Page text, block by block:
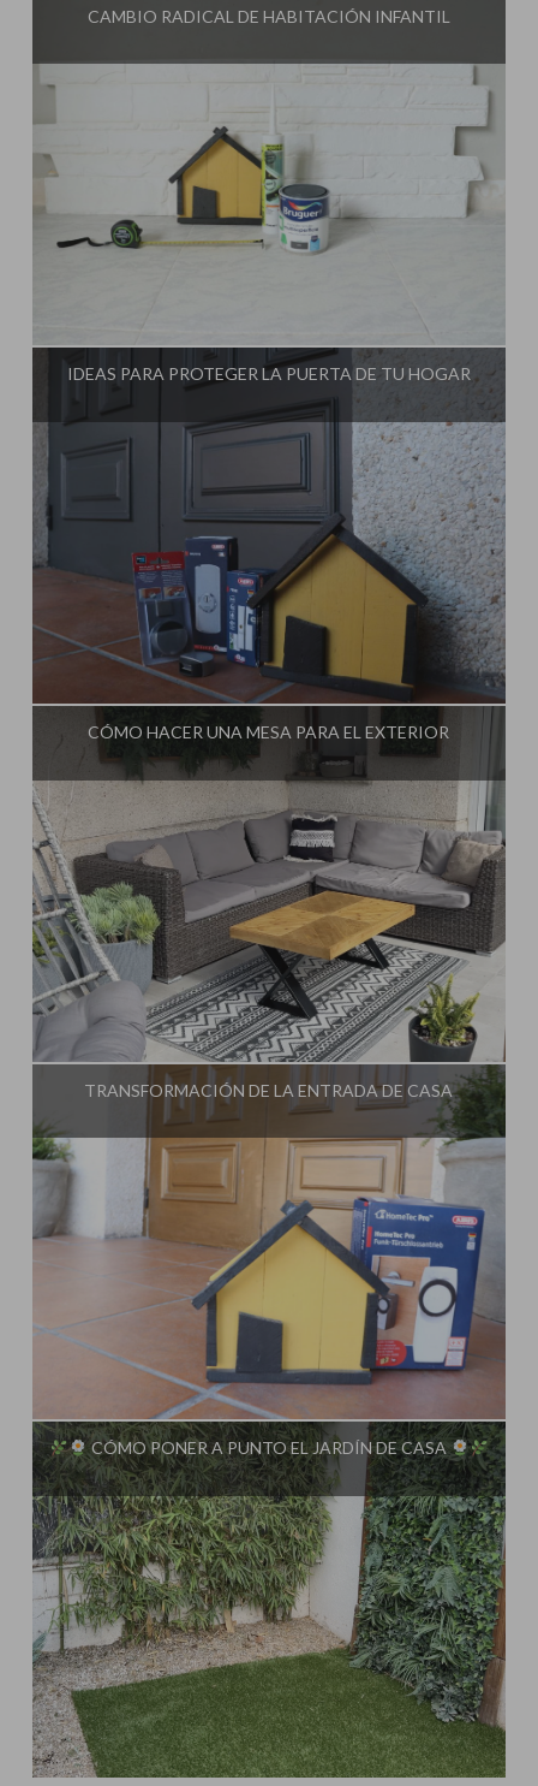
CAMBIO RADICAL DE HABITACIÓN INFANTIL
IDEAS PARA PROTEGER LA PUERTA DE TU HOGAR
Influencer:Steffido
CÓMO HACER UNA MESA PARA EL EXTERIOR
Influencer:Steffido
TRANSFORMACIÓN DE LA ENTRADA DE CASA
Influencer:
CÓMO PONER A PUNTO EL JARDÍN DE CASA
Influencer:Steffido